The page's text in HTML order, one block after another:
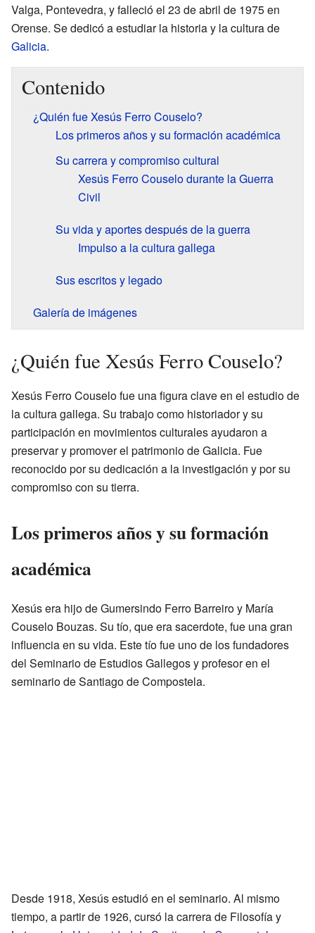
Valga, Pontevedra, y falleció el 23 de abril de 1975 en
Orense. Se dedicó a estudiar la historia y la cultura de
Galicia.
Contenido
¿Quién fue Xesús Ferro Couselo?
Los primeros años y su formación académica
Su carrera y compromiso cultural
Xesús Ferro Couselo durante la Guerra
Civil
Su vida y aportes después de la guerra
Impulso a la cultura gallega
Sus escritos y legado
Galería de imágenes
¿Quién fue Xesús Ferro Couselo?
Xesús Ferro Couselo fue una figura clave en el estudio de
la cultura gallega. Su trabajo como historiador y su
participación en movimientos culturales ayudaron a
preservar y promover el patrimonio de Galicia. Fue
reconocido por su dedicación a la investigación y por su
compromiso con su tierra.
Los primeros años y su formación
académica
Xesús era hijo de Gumersindo Ferro Barreiro y María
Couselo Bouzas. Su tío, que era sacerdote, fue una gran
influencia en su vida. Este tío fue uno de los fundadores
del Seminario de Estudios Gallegos y profesor en el
seminario de Santiago de Compostela.
Desde 1918, Xesús estudió en el seminario. Al mismo
tiempo, a partir de 1926, cursó la carrera de Filosofía y